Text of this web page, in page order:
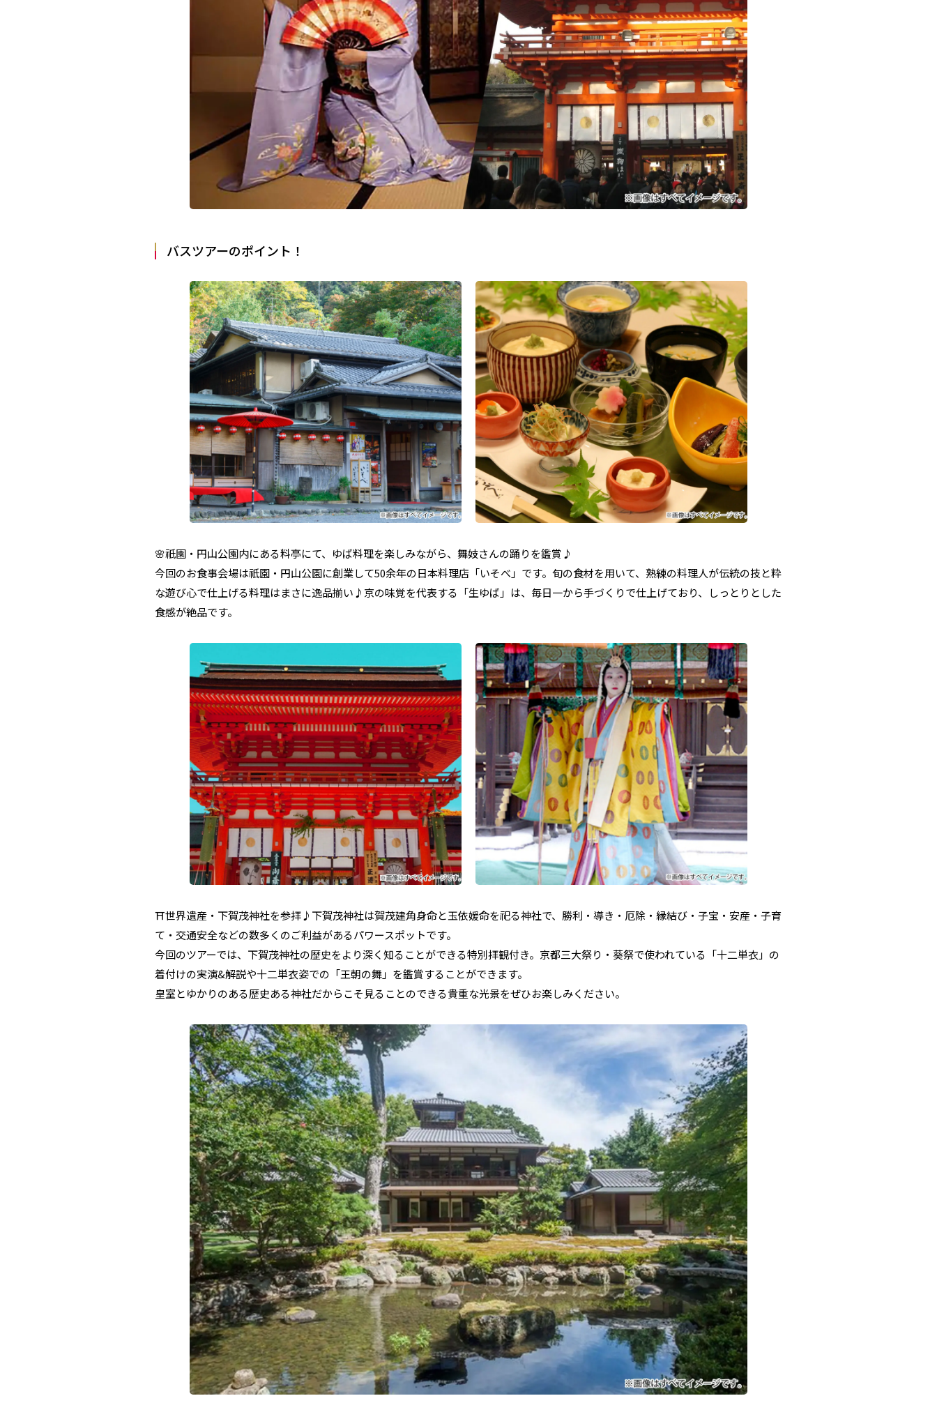
バスツアーのポイント！
🌸祇園・円山公園内にある料亭にて、ゆば料理を楽しみながら、舞妓さんの踊りを鑑賞♪
今回のお食事会場は祇園・円山公園に創業して50余年の日本料理店「いそべ」です。旬の食材を用いて、熟練の料理人が伝統の技と粋
な遊び心で仕上げる料理はまさに逸品揃い♪京の味覚を代表する「生ゆば」は、毎日一から手づくりで仕上げており、しっとりとした
食感が絶品です。
⛩世界遺産・下賀茂神社を参拝♪下賀茂神社は賀茂建角身命と玉依媛命を祀る神社で、勝利・導き・厄除・縁結び・子宝・安産・子育
て・交通安全などの数多くのご利益があるパワースポットです。
今回のツアーでは、下賀茂神社の歴史をより深く知ることができる特別拝観付き。京都三大祭り・葵祭で使われている「十二単衣」の
着付けの実演&解説や十二単衣姿での「王朝の舞」を鑑賞することができます。
皇室とゆかりのある歴史ある神社だからこそ見ることのできる貴重な光景をぜひお楽しみください。